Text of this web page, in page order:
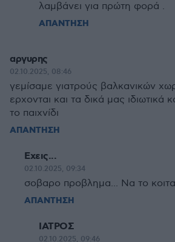
λαμβάνει για πρώτη φορά .
ΑΠΑΝΤΗΣΗ
αργυρης
02.10.2025, 08:46
γεμίσαμε γιατρούς βαλκανικών
ερχονται και τα δικά μας ιδιωτικά
το παιχνίδι
ΑΠΑΝΤΗΣΗ
Εχεις...
02.10.2025, 09:34
σοβαρο προβλημα... Να το
ΑΠΑΝΤΗΣΗ
ΙΑΤΡΟΣ
02.10.2025, 09:46